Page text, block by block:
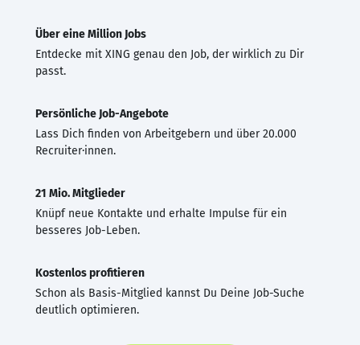
Über eine Million Jobs
Entdecke mit XING genau den Job, der wirklich zu Dir
passt.
Persönliche Job-Angebote
Lass Dich finden von Arbeitgebern und über 20.000
Recruiter·innen.
21 Mio. Mitglieder
Knüpf neue Kontakte und erhalte Impulse für ein
besseres Job-Leben.
Kostenlos profitieren
Schon als Basis-Mitglied kannst Du Deine Job-Suche
deutlich optimieren.